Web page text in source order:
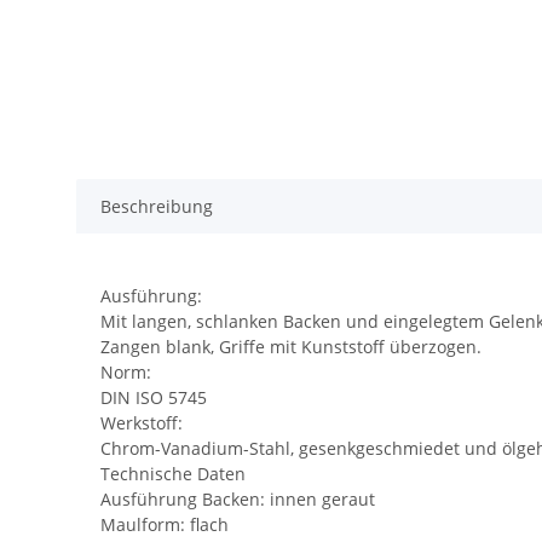
Beschreibung
Ausführung:
Mit langen, schlanken Backen und eingelegtem
Zangen blank, Griffe mit Kunststoff überzogen.
Norm:
DIN ISO 5745
Werkstoff:
Chrom-Vanadium-Stahl, gesenkgeschmiedet und
Technische Daten
Ausführung Backen: innen geraut
Maulform: flach